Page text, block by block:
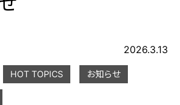
2026.3.13
HOT TOPICS お知らせ